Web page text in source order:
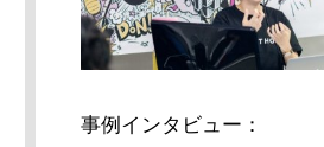
事例インタビュー：